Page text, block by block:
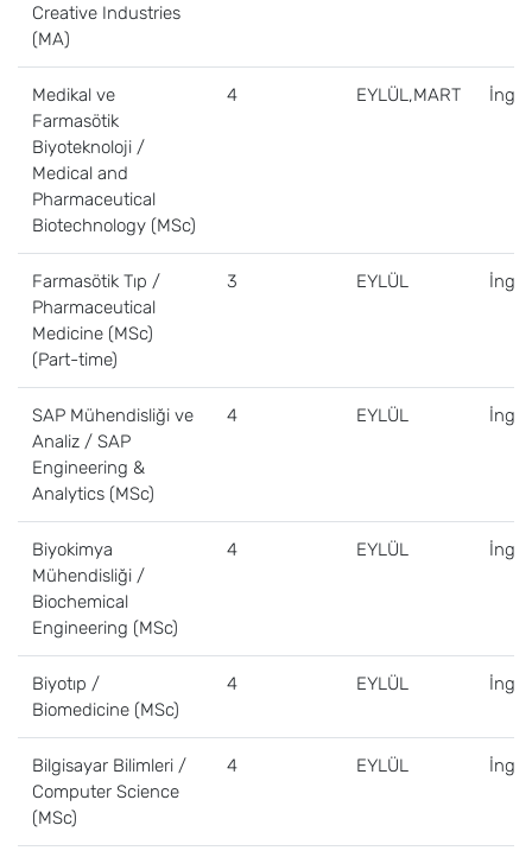
Creative Industries
(MA)
Medikal ve
Farmasötik
Biyoteknoloji /
Medical and
Pharmaceutical
Biotechnology (MSc)
4 EYLÜL,MART
Farmasötik Tıp /
Pharmaceutical
Medicine (MSc)
(Part-time)
3 EYLÜL
SAP Mühendisliği ve
Analiz / SAP
Engineering &
Analytics (MSc)
4 EYLÜL
Biyokimya
Mühendisliği /
Biochemical
Engineering (MSc)
4 EYLÜL
Biyotıp /
Biomedicine (MSc)
4 EYLÜL
Bilgisayar Bilimleri /
Computer Science
(MSc)
4 EYLÜL